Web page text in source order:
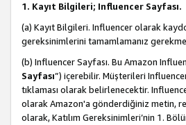
1. Kayıt Bilgileri; Influencer Sayfası.
(a) Kayıt Bilgileri. Influencer olarak
gereksinimlerini tamamlamanız
(b) Influencer Sayfası. Bu Amazon
Sayfası”) içerebilir. Müşterileri
tıklaması olarak belirlenecektir.
olarak Amazon'a gönderdiğiniz metin,
olarak, Katılım Gereksinimleri’nin 1.